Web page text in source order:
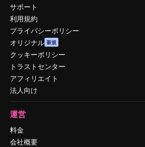
サポート
利用規約
プライバシーポリシー
オリジナル 新規
クッキーポリシー
トラストセンター
アフィリエイト
法人向け
運営
料金
会社概要